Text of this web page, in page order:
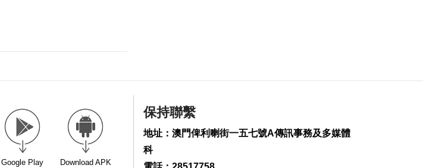
Google Play Download APK
保持聯繫
地址：澳門俾利喇街一五七號A傳訊事務及多媒體
科